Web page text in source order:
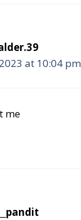
at 10:04 pm
me